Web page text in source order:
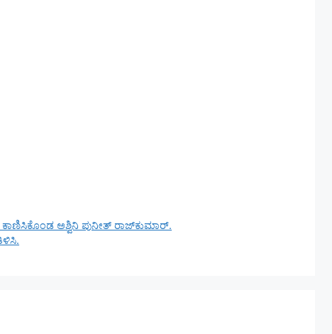
ಅಶ್ವಿನಿ ಪುನೀತ್ ರಾಜ್‌ಕುಮಾರ್.